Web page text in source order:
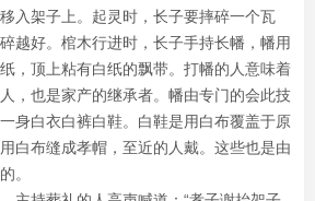
入架子上。起灵时，长子要摔碎一个瓦
越好。棺木行进时，长子手持长幡，幡用
，顶上粘有白纸的飘带。打幡的人意味着
，也是家产的继承者。幡由专门的会此技
身白衣白裤白鞋。白鞋是用白布覆盖于原
白布缝成孝帽，至近的人戴。这些也是由
。